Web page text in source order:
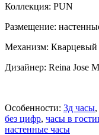
Коллекция: PUN
Размещение:
Механизм: Кварцевый
Дизайнер: Reina Jose
Особенности: 3д часы,
без цифр, часы в
настенные часы